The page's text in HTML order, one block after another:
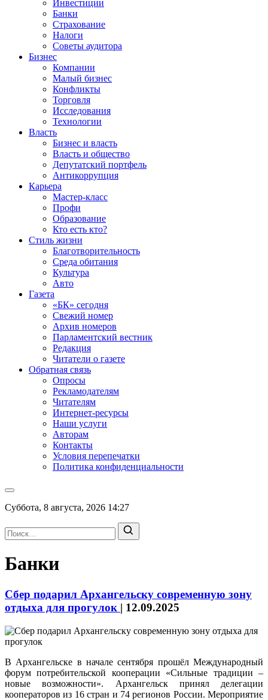
Инвестиции
Банки
Страхование
Налоги
Советы аудитора
Бизнес
Компании
Малый бизнес
Конфликты
Торговля
Исследования
Технологии
Власть
Бизнес и власть
Власть и общество
Депутатский портфель
Антикоррупция
Карьера
Мастер-класс
Профи
Образование
Кто есть кто?
Стиль жизни
Благотворительность
Среда обитания
Культура
Авто
Газета
«БК» сегодня
Свежий номер
Архив номеров
Парламентский вестник
Редакция
Читатели о газете
Обратная связь
Опросы
Рекламодателям
Читателям
Интернет-ресурсы
Наши услуги
Авторам
Контакты
Условия перепечатки
Политика конфиденциальности
Суббота, 8 августа, 2026 14:27
Банки
Сбер подарил Архангельску современную зону
отдыха для прогулок | 12.09.2025
В Архангельске в начале сентября прошёл Международный
форум потребительской кооперации «Сильные традиции –
новые возможности». Архангельск принял делегации
кооператоров из 16 стран и 74 регионов России. Мероприятие